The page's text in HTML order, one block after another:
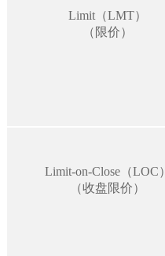
Limit（LMT）
（限价）
Limit-on-Close（LOC）
（收盘限价）